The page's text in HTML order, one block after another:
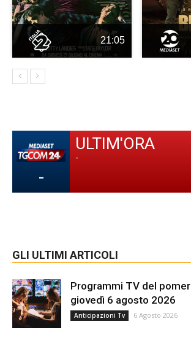
21:05
-
ULTIM'ORA
-
GLI ULTIMI ARTICOLI
Programmi TV del
giovedì 6 agosto 2026
Anticipazioni Tv 6 Agosto 2026